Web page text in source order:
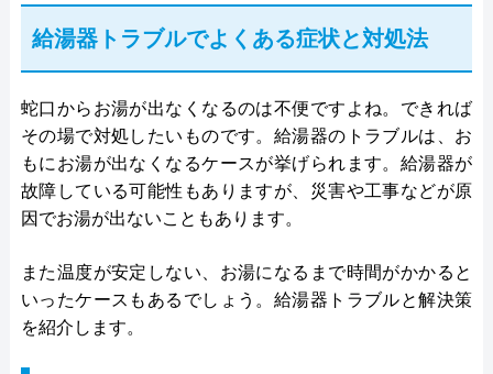
給湯器トラブルでよくある症状と対処法
蛇口からお湯が出なくなるのは不便ですよね。できれば
その場で対処したいものです。給湯器のトラブルは、お
もにお湯が出なくなるケースが挙げられます。給湯器が
故障している可能性もありますが、災害や工事などが原
因でお湯が出ないこともあります。
また温度が安定しない、お湯になるまで時間がかかると
いったケースもあるでしょう。給湯器トラブルと解決策
を紹介します。